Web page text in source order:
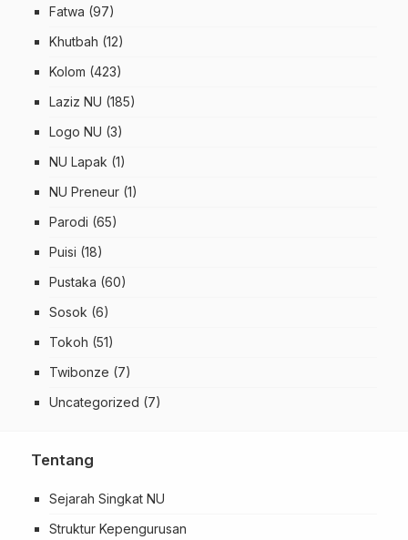
Fatwa (97)
Khutbah (12)
Kolom (423)
Laziz NU (185)
Logo NU (3)
NU Lapak (1)
NU Preneur (1)
Parodi (65)
Puisi (18)
Pustaka (60)
Sosok (6)
Tokoh (51)
Twibonze (7)
Uncategorized (7)
Tentang
Sejarah Singkat NU
Struktur Kepengurusan